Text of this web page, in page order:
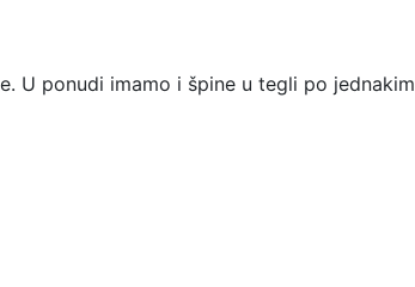
U ponudi imamo i špine u tegli po jednakim